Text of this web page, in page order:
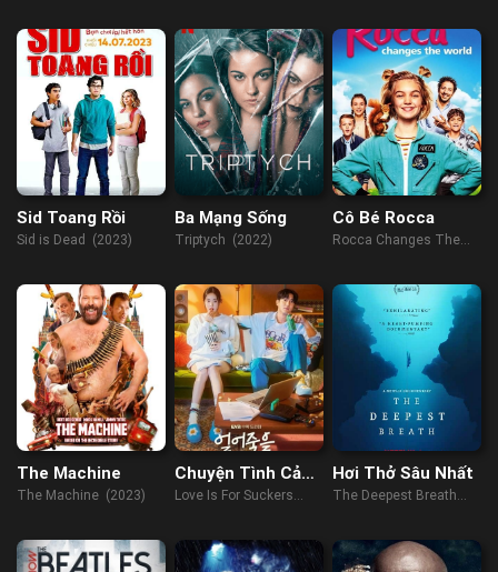
Sid Toang Rồi
Sid is Dead (2023)
Ba Mạng Sống
Triptych (2022)
Cô Bé Rocca
Rocca Changes The
The Machine
The Machine (2023)
Chuyện Tình Cảm
Lạnh
Love Is For Suckers
Hơi Thở Sâu Nhất
The Deepest Breath